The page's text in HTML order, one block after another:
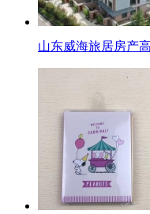
山东威海旅居房产